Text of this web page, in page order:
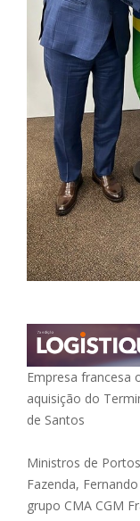
Empresa francesa
aquisição do
de Santos
Ministros de
Fazenda,
grupo CMA CGM